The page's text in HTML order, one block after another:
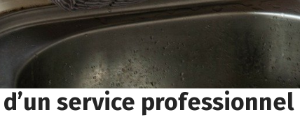
service professionnel